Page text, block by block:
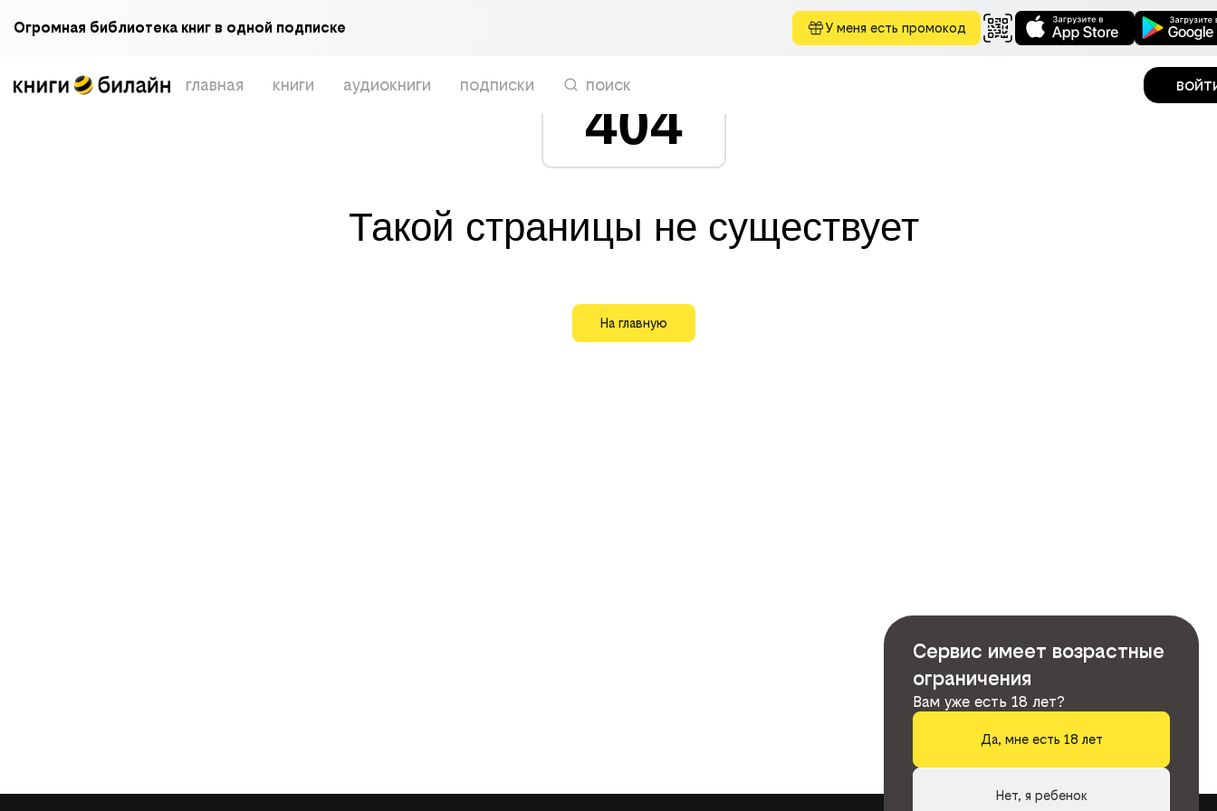
Огромная библиотека книг в одной подписке У меня есть промокод
главная книги аудиокниги подписки поиск
404
Такой страницы не существует
На главную
Сервис имеет возрастные
ограничения
Вам уже есть 18 лет?
Да, мне есть 18 лет
Нет, я ребенок